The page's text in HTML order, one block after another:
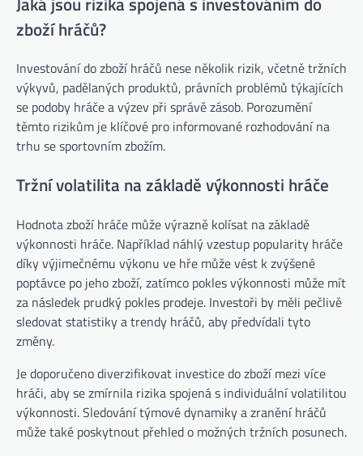
zboží hráčů?
Investování do zboží hráčů nese několik rizik, včetně tržních
výkyvů, padělaných produktů, právních problémů týkajících
se podoby hráče a výzev při správě zásob. Porozumění
těmto rizikům je klíčové pro informované rozhodování na
trhu se sportovním zbožím.
Tržní volatilita na základě výkonnosti hráče
Hodnota zboží hráče může výrazně kolísat na základě
výkonnosti hráče. Například náhlý vzestup popularity hráče
díky výjimečnému výkonu ve hře může vést k zvýšené
poptávce po jeho zboží, zatímco pokles výkonnosti může mít
za následek prudký pokles prodeje. Investoři by měli pečlivě
sledovat statistiky a trendy hráčů, aby předvídali tyto
změny.
Je doporučeno diverzifikovat investice do zboží mezi více
hráči, aby se zmírnila rizika spojená s individuální volatilitou
výkonnosti. Sledování týmové dynamiky a zranění hráčů
může také poskytnout přehled o možných tržních posunech.